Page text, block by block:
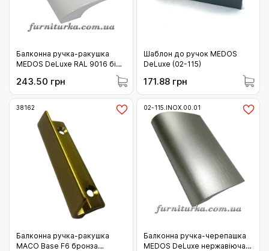
Балконна ручка-ракушка
MEDOS DeLuxe RAL 9016 біла
243.50 грн
Шаблон до ручок MEDOS
DeLuxe (02-115)
171.88 грн
38162
Балконна ручка-ракушка
МACO Base F6 бронза
02-115.INOX.00.01
Балконна ручка-черепашка
MEDOS DeLuxe нержавіюча